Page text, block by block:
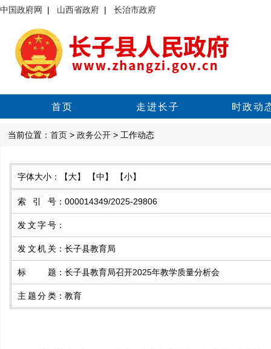
中国政府网 | 山西省政府 | 长治市政府
首页 走进长子 时政动
当前位置： 首页 > 政务公开 > 工作动态
字体大小： 【大】 【中】 【小】
索引号 ： 000014349/2025-29806
发文字号 ：
发文机关 ： 长子县教育局
标题 ： 长子县教育局召开2025年教学质量分析会
主题分类 ： 教育